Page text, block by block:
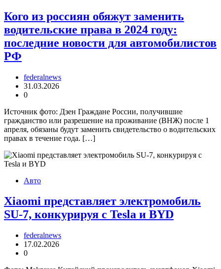
Кого из россиян обяжут заменить
водительские права в 2024 году:
последние новости для автомобилистов
РФ
federalnews
31.03.2026
0
Источник фото: Дзен Граждане России, получившие
гражданство или разрешение на проживание (ВНЖ) после 1
апреля, обязаны будут заменить свидетельство о водительских
правах в течение года. […]
Авто
Xiaomi представляет электромобиль
SU-7, конкурируя с Tesla и BYD
federalnews
17.02.2026
0